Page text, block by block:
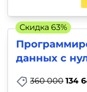
данных с
360 000 134
Скидка 63%